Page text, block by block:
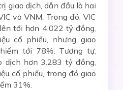
giao dịch, dẫn đầu là hai
và VNM. Trong đó, VIC
tới hơn 4.022 tỷ đồng,
cổ phiếu, nhưng giao
tới 78%. Tương tự,
dịch hơn 3.283 tỷ đồng,
cổ phiếu, trong đó giao
31%.